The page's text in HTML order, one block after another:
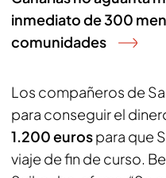
inmediato de 300
comunidades
Los compañeros de
para conseguir el
1.200 eurospara que
viaje de fin de curso.